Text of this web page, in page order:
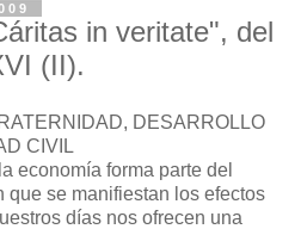
in veritate", del
(II).
DESARROLLO
CIVIL
economía forma parte del
que se manifiestan los efectos
días nos ofrecen una